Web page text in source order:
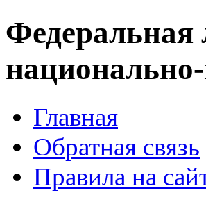
Федеральная
Главная
Обратная связь
Правила на